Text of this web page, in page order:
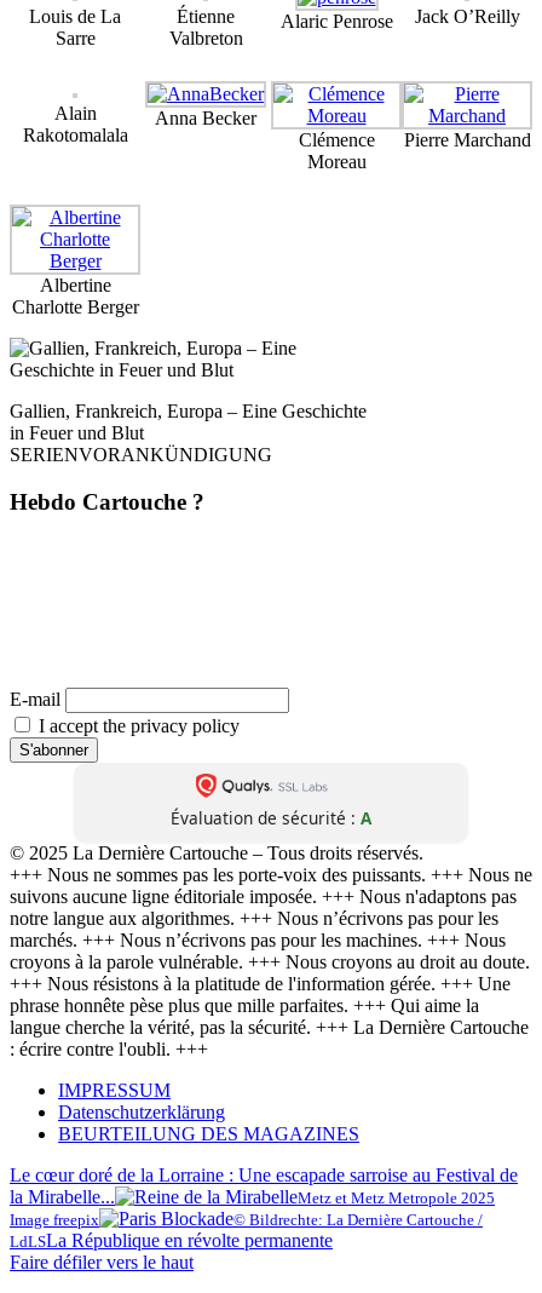
Louis de La
Sarre
Étienne
Valbreton
Alaric Penrose Jack O’Reilly
Alain
Rakotomalala
Anna Becker
Clémence
Moreau
Pierre Marchand
Albertine
Charlotte Berger
Gallien, Frankreich, Europa – Eine Geschichte
in Feuer und Blut
SERIENVORANKÜNDIGUNG
Hebdo Cartouche ?
E-mail
I accept the privacy policy
Évaluation de sécurité : A
© 2025 La Dernière Cartouche – Tous droits réservés.
+++ Nous ne sommes pas les porte-voix des puissants. +++ Nous ne
suivons aucune ligne éditoriale imposée. +++ Nous n'adaptons pas
notre langue aux algorithmes. +++ Nous n’écrivons pas pour les
marchés. +++ Nous n’écrivons pas pour les machines. +++ Nous
croyons à la parole vulnérable. +++ Nous croyons au droit au doute.
+++ Nous résistons à la platitude de l'information gérée. +++ Une
phrase honnête pèse plus que mille parfaites. +++ Qui aime la
langue cherche la vérité, pas la sécurité. +++ La Dernière Cartouche
: écrire contre l'oubli. +++
IMPRESSUM
Datenschutzerklärung
BEURTEILUNG DES MAGAZINES
Le cœur doré de la Lorraine : Une escapade sarroise au Festival de
la Mirabelle...
Metz et Metz Metropole 2025
Image freepix
© Bildrechte: La Dernière Cartouche /
LdLSLa République en révolte permanente
Faire défiler vers le haut